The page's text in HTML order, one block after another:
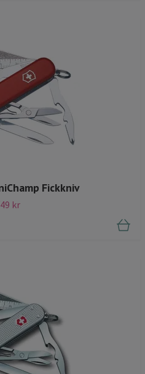
Fickkniv
kr